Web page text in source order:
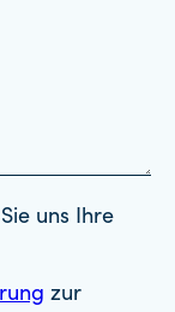
uns Ihre
zur